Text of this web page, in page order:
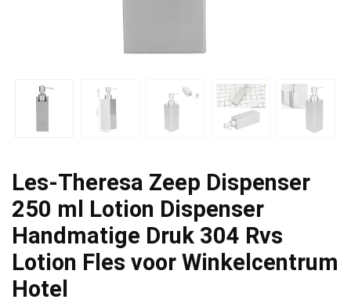
Les-Theresa Zeep Dispenser
250 ml Lotion Dispenser
Handmatige Druk 304 Rvs
Lotion Fles voor Winkelcentrum
Hotel